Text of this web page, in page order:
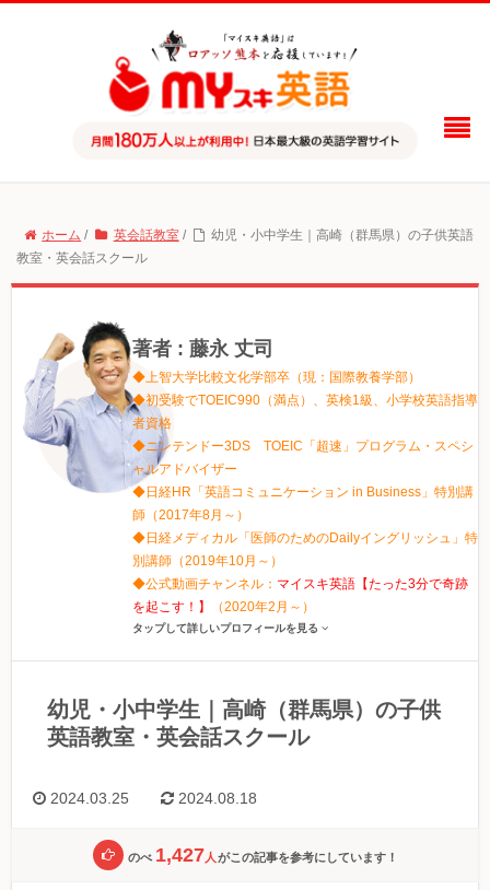
ホーム / 英会話教室 /
幼児・小中学生｜高崎（群馬県）の子供英語
教室・英会話スクール
著者 : 藤永 丈司
◆上智大学比較文化学部卒（現：国際教養学部）
◆初受験でTOEIC990（満点）、英検1級、小学校英語指導
者資格
◆ニンテンドー3DS TOEIC「超速」プログラム・スペシ
ャルアドバイザー
◆日経HR「英語コミュニケーション in Business」特別講
師（2017年8月～）
◆日経メディカル「医師のためのDailyイングリッシュ」特
別講師（2019年10月～）
◆公式動画チャンネル： マイスキ英語【たった3分で奇跡
を起こす！】
（2020年2月～）
タップして詳しいプロフィールを見る
幼児・小中学生｜高崎（群馬県）の子供
英語教室・英会話スクール
2024.03.25 2024.08.18
のべ 1,427 人 がこの記事を参考にしています！